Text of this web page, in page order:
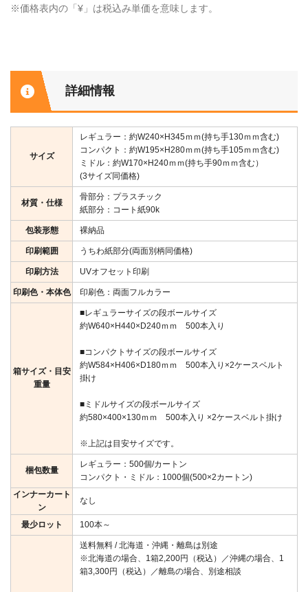
※価格表内の「¥」は税込み単価を意味します。
詳細情報
サイズ
レギュラー：約W240×H345ｍｍ(持ち手130ｍｍ含む)
コンパクト：約W195×H280ｍｍ(持ち手105ｍｍ含む)
ミドル：約W170×H240ｍｍ(持ち手90ｍｍ含む）
(3サイズ同価格)
材質・仕様
骨部分：プラスチック
紙部分：コート紙90k
包装形態 裸納品
印刷範囲 うちわ紙部分(両面別柄同価格)
印刷方法 UVオフセット印刷
印刷色・本体色 印刷色：両面フルカラー
箱サイズ・目安
重量
■レギュラーサイズの段ボールサイズ
約W640×H440×D240ｍｍ 500本入り
■コンパクトサイズの段ボールサイズ
約W584×H406×D180ｍｍ 500本入り×2ケースベルト
掛け
■ミドルサイズの段ボールサイズ
約580×400×130ｍｍ 500本入り ×2ケースベルト掛け
※上記は目安サイズです。
梱包数量
レギュラー：500個/カートン
コンパクト・ミドル：1000個(500×2カートン)
インナーカート
ン
なし
最少ロット 100本～
送料無料 / 北海道・沖縄・離島は別途
※北海道の場合、1箱2,200円（税込）／沖縄の場合、1
箱3,300円（税込）／離島の場合、別途相談